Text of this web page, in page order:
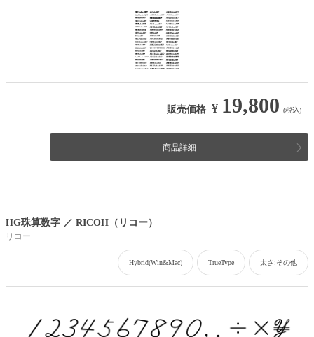
販売価格 ¥ 19,800 (税込)
商品詳細
HG珠算数字 ／ RICOH（リコー）
リコー
Hybrid(Win&Mac) TrueType 太さ:その他